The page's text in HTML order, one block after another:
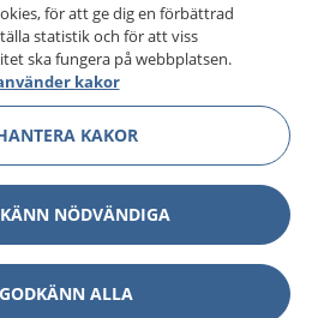
Visa
Visa
för att ge dig en förbättrad
statistik och för att viss
ska fungera på webbplatsen.
kakor
KAKOR
NÖDVÄNDIGA
GODKÄNN ALLA